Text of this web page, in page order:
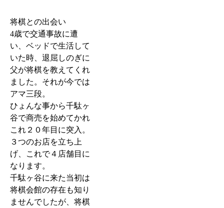
将棋との出会い
4歳で交通事故に遭
い、ベッドで生活して
いた時、退屈しのぎに
父が将棋を教えてくれ
ました。それが今では
アマ三段。
ひょんな事から千駄ヶ
谷で商売を始めてかれ
これ２０年目に突入。
３つのお店を立ち上
げ、これで４店舗目に
なります。
千駄ヶ谷に来た当初は
将棋会館の存在も知り
ませんでしたが、将棋